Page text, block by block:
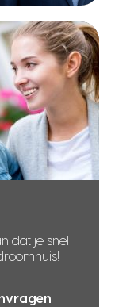
dat je snel